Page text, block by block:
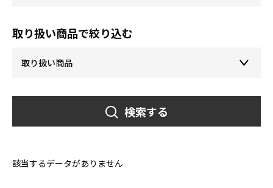
取り扱い商品で絞り込む
検索する
該当するデータがありません